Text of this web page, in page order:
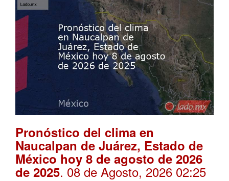
Pronóstico del clima en
Naucalpan de Juárez, Estado de
México hoy 8 de agosto de 2026
de 2025. 08 de Agosto, 2026 02:25